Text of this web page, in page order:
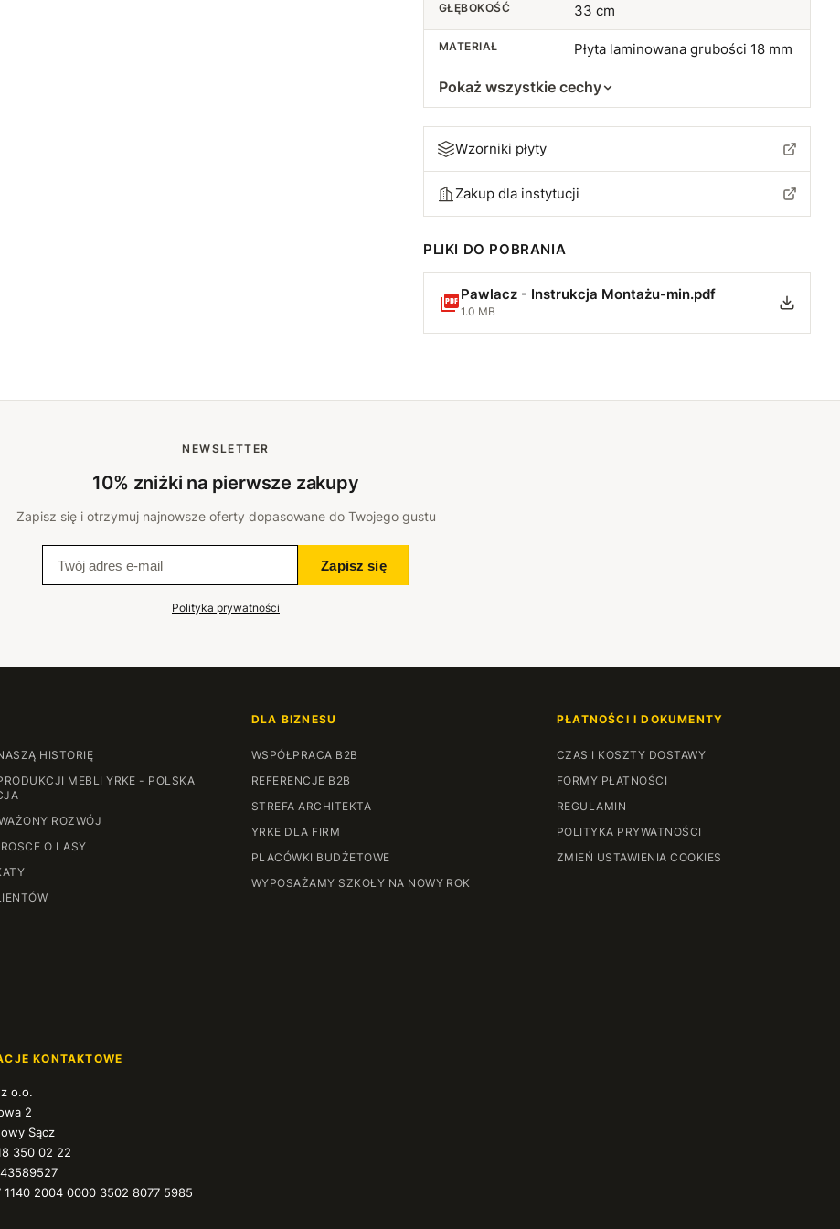
GŁĘBOKOŚĆ 33 cm
MATERIAŁ Płyta laminowana grubości 18 mm
Pokaż wszystkie cechy
Wzorniki płyty
Zakup dla instytucji
PLIKI DO POBRANIA
Pawlacz - Instrukcja Montażu-min.pdf
1.0 MB
NEWSLETTER
10% zniżki na pierwsze zakupy
Zapisz się i otrzymuj najnowsze oferty dopasowane do Twojego gustu
Zapisz się
Polityka prywatności
HISTORIĘ
MEBLI YRKE - POLSKA
ROZWÓJ
O LASY
DLA BIZNESU
WSPÓŁPRACA B2B
REFERENCJE B2B
STREFA ARCHITEKTA
YRKE DLA FIRM
PLACÓWKI BUDŻETOWE
WYPOSAŻAMY SZKOŁY NA NOWY ROK
PŁATNOŚCI I DOKUMENTY
CZAS I KOSZTY DOSTAWY
FORMY PŁATNOŚCI
REGULAMIN
POLITYKA PRYWATNOŚCI
ZMIEŃ USTAWIENIA COOKIES
KONTAKTOWE
o.o.
2
Sącz
350 02 22
1140 2004 0000 3502 8077 5985